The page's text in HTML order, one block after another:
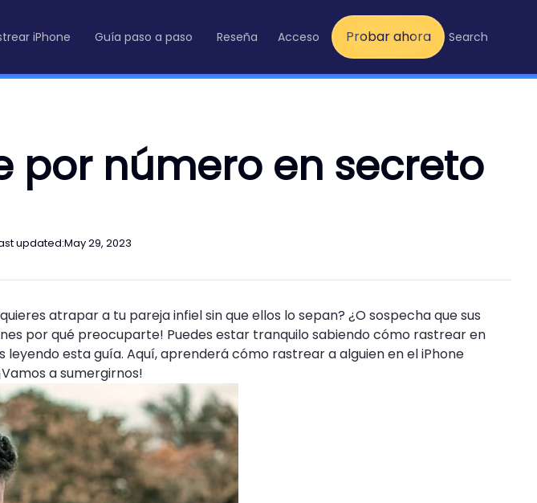
iPhone Guía paso a paso Reseña Acceso Probar ahora Search
por número en secreto
updated:May 29, 2023
atrapar a tu pareja infiel sin que ellos lo sepan? ¿O sospecha que sus
por qué preocuparte! Puedes estar tranquilo sabiendo cómo rastrear en
esta guía. Aquí, aprenderá cómo rastrear a alguien en el iPhone
a sumergirnos!